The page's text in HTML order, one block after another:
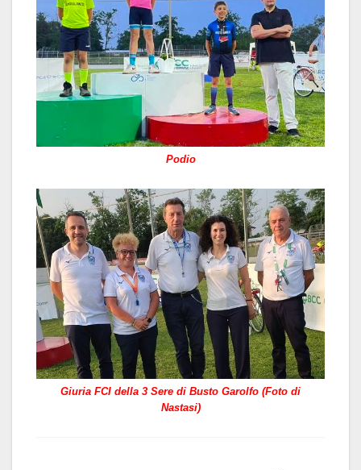
Podio
Giuria FCI della 3 Sere di Busto Garolfo (Foto di
Nastasi)